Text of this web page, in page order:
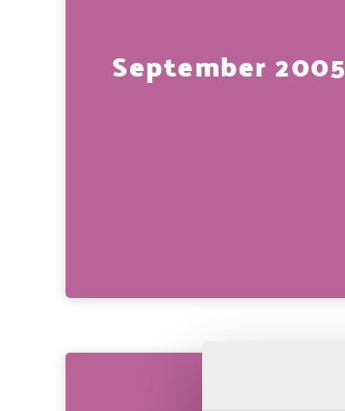
September 2005